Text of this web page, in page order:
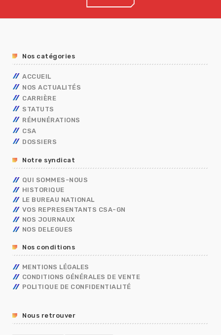
Nos catégories
ACCUEIL
NOS ACTUALITÉS
CARRIÈRE
AVANCEMENT
TECHNIQUES
OUVRIER DE L’ETAT
MOBILITÉ
CAP
CONCOURS/EXAMENS
STATUTS
FONCTIONNAIRES
ADMINISTRATIFS
OUVRIER DE L’ETAT
CONTRACTUELS
ASSISTANT DE SERVICE SOCIAL
RÉMUNÉRATIONS
CALENDRIER DE PAYE
GRILLES INDICIAIRES
PRIMES
ISS
CSA
GENDARMERIE
DOSSIERS
ELECTIONS PRO 2026
CONGÉS
DIALOGUE SOCIAL
ENTRETIEN PROFESSIONNEL
RÈGLEMENTS INTÉRIEURS
TÉLÉTRAVAIL
FORMATION
R13
Notre syndicat
QUI SOMMES-NOUS
HISTORIQUE
LE BUREAU NATIONAL
VOS REPRESENTANTS CSA-GN
NOS JOURNAUX
NOS DELEGUES
Nos conditions
MENTIONS LÉGALES
CONDITIONS GÉNÉRALES DE VENTE
POLITIQUE DE CONFIDENTIALITÉ
Nous retrouver